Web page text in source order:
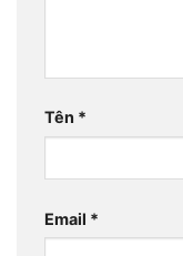
Tên *
Email *